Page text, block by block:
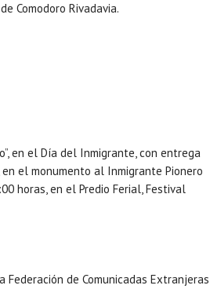
Comodoro Rivadavia.
en el Día del Inmigrante, con entrega
el monumento al Inmigrante Pionero
horas, en el Predio Ferial, Festival
Federación de Comunicadas Extranjeras